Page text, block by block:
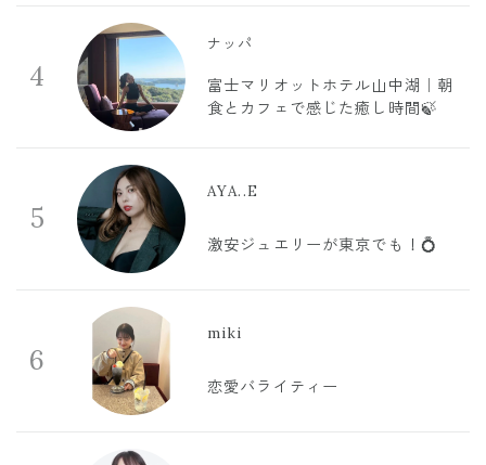
4
ナッパ
富士マリオットホテル山中湖｜朝
食とカフェで感じた癒し時間🍃
5
AYA..E
激安ジュエリーが東京でも！💍
6
miki
恋愛バライティー